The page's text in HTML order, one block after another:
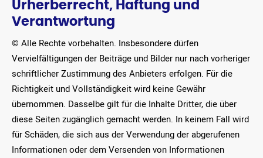
Urherberrecht, Haftung und
Verantwortung
© Alle Rechte vorbehalten. Insbesondere dürfen
Vervielfältigungen der Beiträge und Bilder nur nach vorheriger
schriftlicher Zustimmung des Anbieters erfolgen. Für die
Richtigkeit und Vollständigkeit wird keine Gewähr
übernommen. Dasselbe gilt für die Inhalte Dritter, die über
diese Seiten zugänglich gemacht werden. In keinem Fall wird
für Schäden, die sich aus der Verwendung der abgerufenen
Informationen oder dem Versenden von Informationen